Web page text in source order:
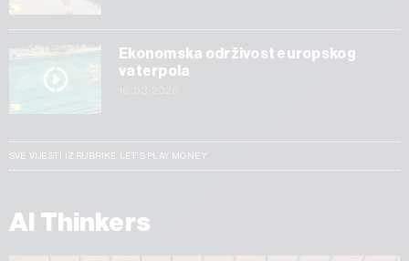
Ekonomska održivost europskog
vaterpola
SVE VIJESTI IZ RUBRIKE LET’S PLAY MONEY
AI Thinkers